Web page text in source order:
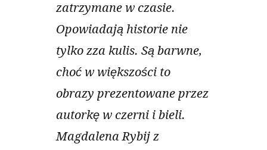
zatrzymane w czasie.
Opowiadają historie nie
tylko zza kulis. Są barwne,
choć w większości to
obrazy prezentowane przez
autorkę w czerni i bieli.
Magdalena Rybij z